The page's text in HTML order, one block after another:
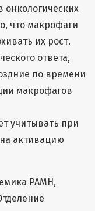
что макрофаги
их рост.
ответа,
по времени
макрофагов
учитывать при
активацию
РАМН,